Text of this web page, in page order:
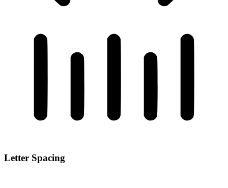
Letter Spacing